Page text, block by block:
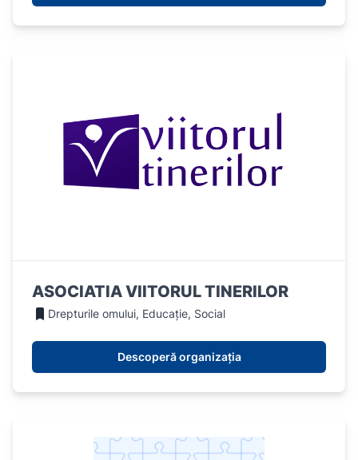
ASOCIATIA VIITORUL TINERILOR
Drepturile omului, Educație, Social
Descoperă organizația